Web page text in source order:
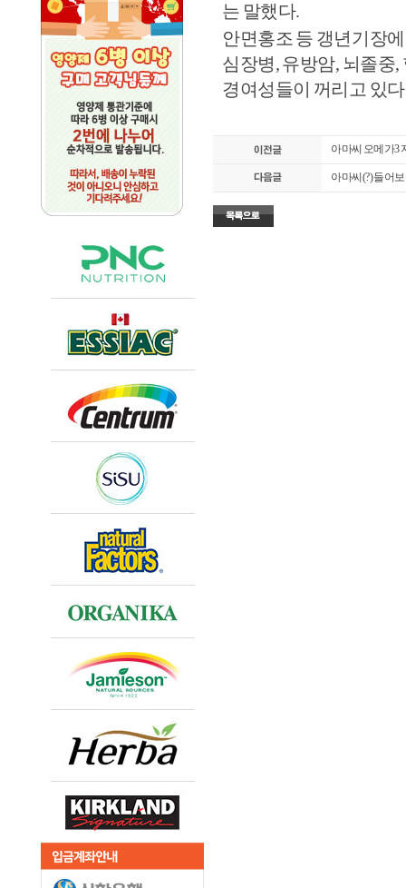
는 말했다.
안면홍조 등 갱년기장
심장병, 유방암, 뇌졸중
경여성들이 꺼리고 있
아마씨 오메가3
아마씨(?) 들어